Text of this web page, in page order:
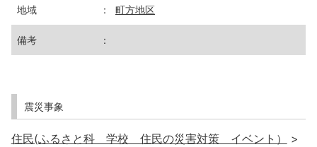
地域 ： 町方地区
備考 ：
震災事象
住民(ふるさと科 学校 住民の災害対策 イベント）
>